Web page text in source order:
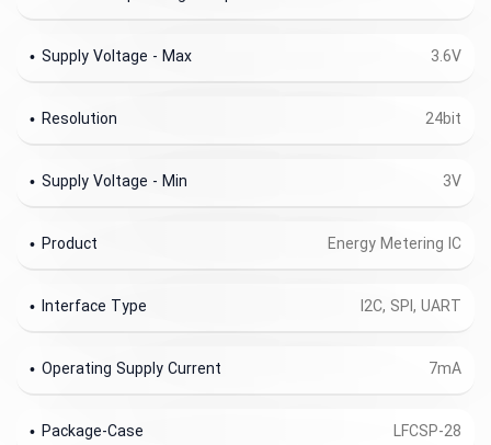
3.6V
Supply Voltage - Max
24bit
Resolution
3V
Supply Voltage - Min
Energy Metering IC
Product
I2C, SPI, UART
Interface Type
7mA
Operating Supply Current
LFCSP-28
Package-Case